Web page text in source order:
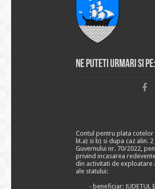
Ne puteti urmari si pe:
Contul pentru plata cotelor
lit.a) si b) si dupa caz alin.
Guvernului nr. 70/2022,
privind incasarea
din activitati de exploatare
ale statului:
- beneficiar: JUDETUL